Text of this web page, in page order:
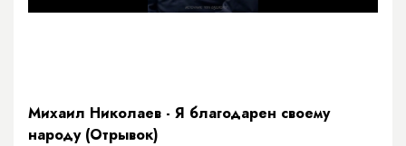
Михаил Николаев - Я благодарен своему
народу (Отрывок)